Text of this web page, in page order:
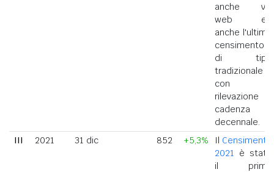
anche via
web ed
anche l'ultimo
censimento
di tipo
tradizionale
con
rilevazione a
cadenza
decennale.
III
2021 31 dic 852 +5,3% Il Censimento
2021 è stato
il primo